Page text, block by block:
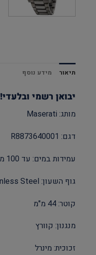
תיאור מידע נוסף
יבואן רשמי ובלעדי!
מותג: Maserati
דגם: R8873640001
עמידות במים: עד 100 מטר
גוף השעון: Stainless Steel
קוטר: 44 מ"מ
מנגנון: קוורץ
זכוכית: מינרל